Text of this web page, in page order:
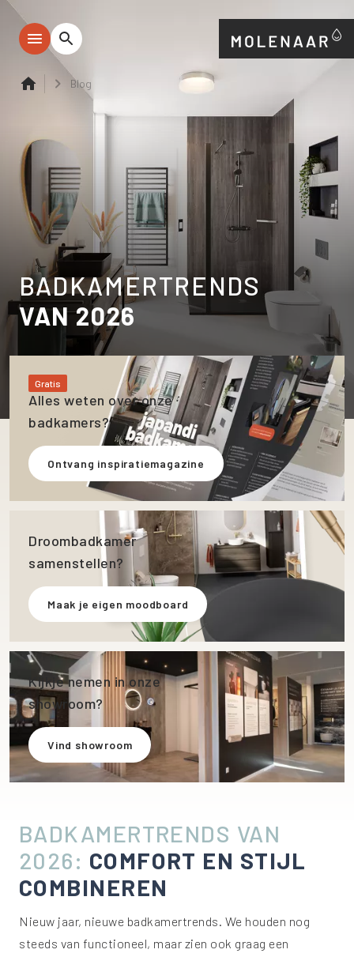
Blog
BADKAMERTRENDS
VAN 2026
Gratis
Alles weten over onze
badkamers?
Ontvang inspiratiemagazine
Droombadkamer
samenstellen?
Maak je eigen moodboard
Kijkje nemen in onze
showroom?
Vind showroom
BADKAMERTRENDS VAN
2026: COMFORT EN STIJL
COMBINEREN
Nieuw jaar, nieuwe badkamertrends. We houden nog
steeds van functioneel, maar zien ook graag een